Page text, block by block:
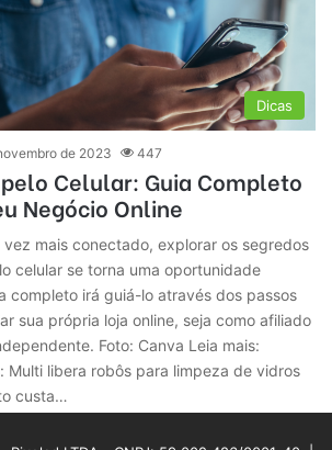
Dicas
de 2023 447
Celular: Guia Completo
Negócio Online
vez mais conectado, explorar os segredos
celular se torna uma oportunidade
completo irá guiá-lo através dos passos
sua própria loja online, seja como afiliado
Foto: Canva Leia mais:
Multi libera robôs para limpeza de vidros
custa…